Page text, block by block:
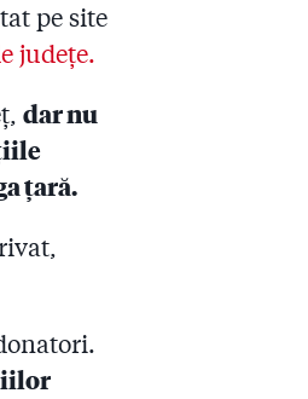
pe site
județe.
dar nu
țară.